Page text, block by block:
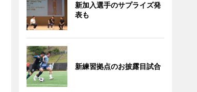
新加入選手のサプライズ発
表も
新練習拠点のお披露目試合